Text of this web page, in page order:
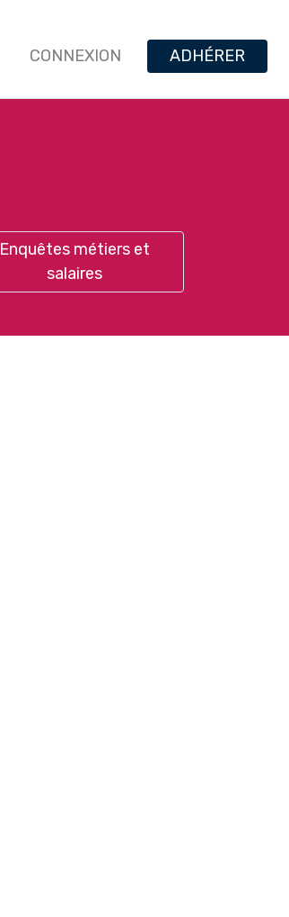
CONNEXION ADHÉRER
Enquêtes métiers et
salaires